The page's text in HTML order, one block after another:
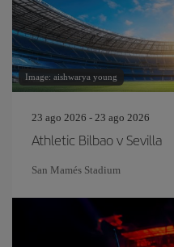
Image: aishwarya young
23 ago 2026 - 23 ago 2026
Athletic Bilbao v Sevilla
San Mamés Stadium